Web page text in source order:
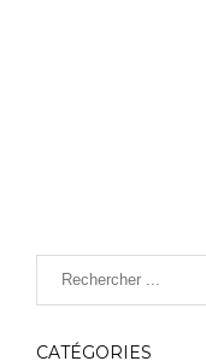
CATÉGORIES